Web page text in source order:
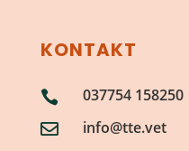
KONTAKT
 037754 158250
 info@tte.vet